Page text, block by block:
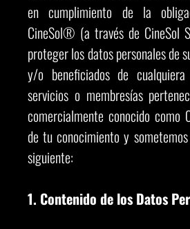
en cumplimiento de la
CineSol® (a través de CineSol
proteger los datos personales de
y/o beneficiados de
servicios o membresías
comercialmente conocido como
de tu conocimiento y
siguiente:
1. Contenido de los Datos